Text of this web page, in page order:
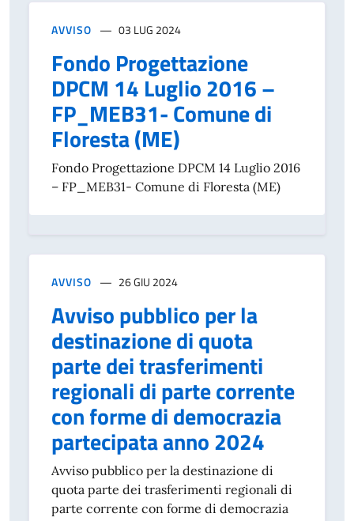
AVVISO 03 LUG 2024
Fondo Progettazione
DPCM 14 Luglio 2016 –
FP_MEB31- Comune di
Floresta (ME)
Fondo Progettazione DPCM 14 Luglio 2016
– FP_MEB31- Comune di Floresta (ME)
AVVISO 26 GIU 2024
Avviso pubblico per la
destinazione di quota
parte dei trasferimenti
regionali di parte corrente
con forme di democrazia
partecipata anno 2024
Avviso pubblico per la destinazione di
quota parte dei trasferimenti regionali di
parte corrente con forme di democrazia